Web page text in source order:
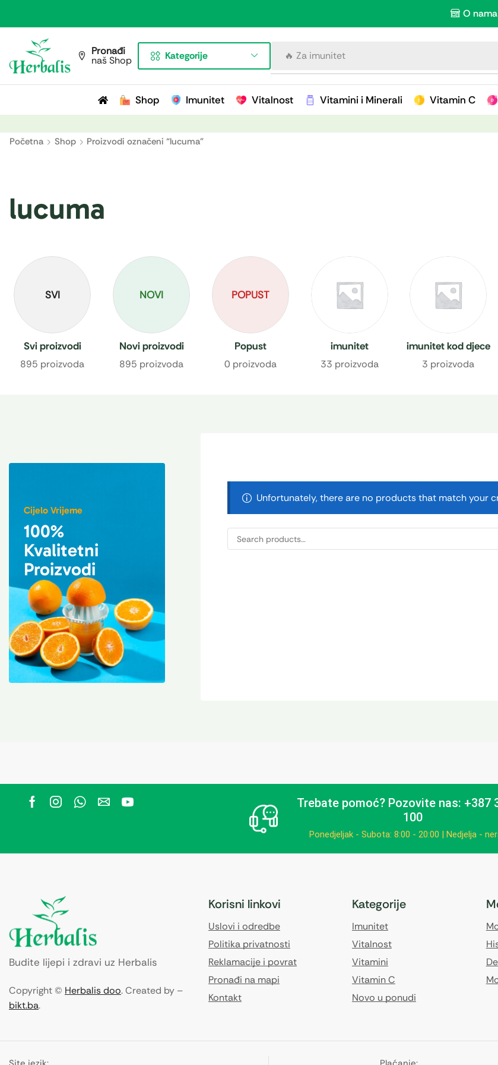
O nama
Pronađi
naš Shop Kategorije 🔥 Za imunitet
Shop Imunitet Vitalnost Vitamini i Minerali Vitamin C
Početna Shop Proizvodi označeni “lucuma”
lucuma
SVI
Svi proizvodi
895 proizvoda
NOVI
Novi proizvodi
895 proizvoda
POPUST
Popust
0 proizvoda
imunitet
33 proizvoda
imunitet kod djece
3 proizvoda
Cijelo Vrijeme
100%
Kvalitetni
Proizvodi
Unfortunately, there are no products that match your
Trebate pomoć?Pozovite nas: +387
100
Ponedjeljak - Subota: 8:00 - 20:00 | Nedjelja -
Budite lijepi i zdravi uz Herbalis
Copyright © Herbalis doo. Created by –
bikt.ba.
Korisni linkovi
Uslovi i odredbe
Politika privatnosti
Reklamacije i povrat
Pronađi na mapi
Kontakt
Kategorije
Imunitet
Vitalnost
Vitamini
Vitamin C
Novo u ponudi